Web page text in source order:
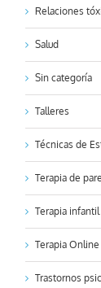
Relaciones
Salud
Sin categoría
Talleres
Técnicas de
Terapia de
Terapia infantil
Terapia Online
Trastornos